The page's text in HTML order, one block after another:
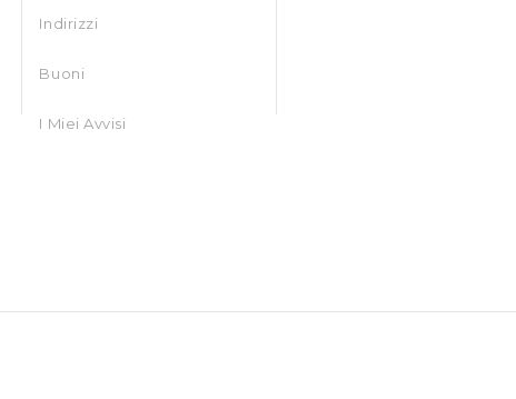
Indirizzi
Buoni
I Miei Avvisi